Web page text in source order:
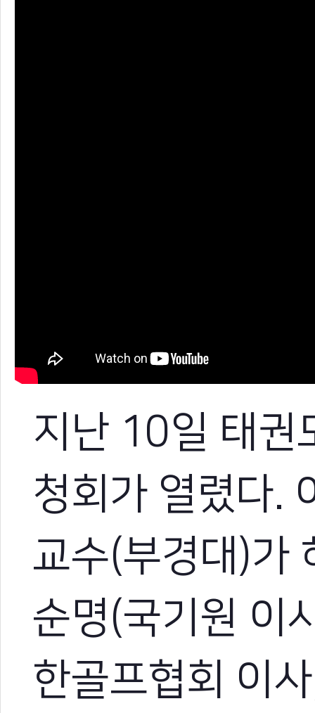
지난 10일 태권
청회가 열렸다.
교수(부경대)가
순명(국기원 이
한골프협회 이